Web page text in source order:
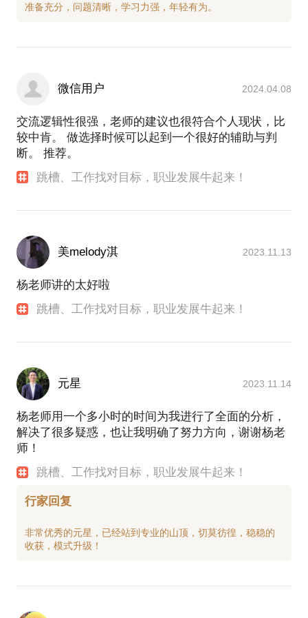
微信用户 2024.04.08
交流逻辑性很强，老师的建议也很符合个人现状，比
较中肯。 做选择时候可以起到一个很好的辅助与判
断。 推荐。
跳槽、工作找对目标，职业发展牛起来！
美melody淇 2023.11.13
杨老师讲的太好啦
跳槽、工作找对目标，职业发展牛起来！
元星 2023.11.14
杨老师用一个多小时的时间为我进行了全面的分析，
解决了很多疑惑，也让我明确了努力方向，谢谢杨老
师！
跳槽、工作找对目标，职业发展牛起来！
行家回复
非常优秀的元星，已经站到专业的山顶，切莫彷徨，稳稳的